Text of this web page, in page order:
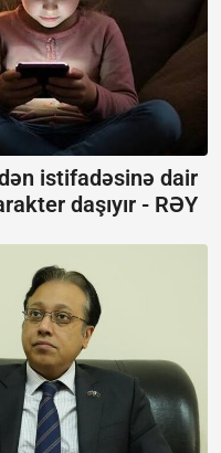
istifadəsinə dair
daşıyır - RƏY